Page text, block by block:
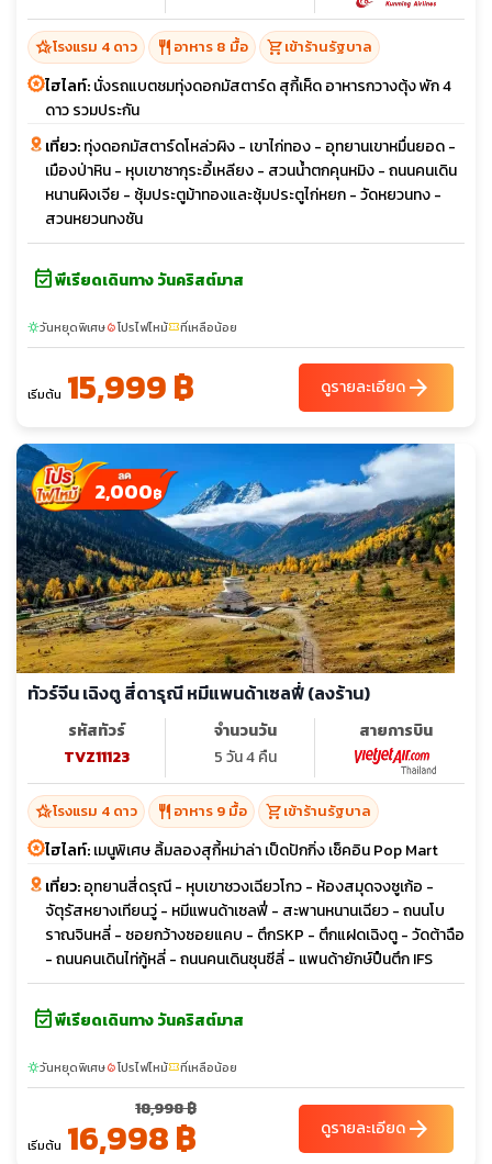
hotel_classโรงแรม 4 ดาว restaurant อาหาร 8 มื้อ shopping_cartเข้าร้านรัฐบาล
ไฮไลท์:นั่งรถแบตชมทุ่งดอกมัสตาร์ด สุกี้เห็ด อาหารกวางตุ้ง พัก 4
ดาว รวมประกัน
เที่ยว:ทุ่งดอกมัสตาร์ดโหล่วผิง - เขาไก่ทอง - อุทยานเขาหมื่นยอด -
เมืองป่าหิน - หุบเขาซากุระอี้เหลียง - สวนน้ำตกคุนหมิง - ถนนคนเดิน
หนานผิงเจีย - ซุ้มประตูม้าทองและซุ้มประตูไก่หยก - วัดหยวนทง -
สวนหยวนทงชัน
event_availableพีเรียดเดินทาง วันคริสต์มาส
sunnyวันหยุดพิเศษlocal_fire_departmentโปรไฟไหม้confirmation_numberที่เหลือน้อย
เริ่มต้น 15,999 ฿ ดูรายละเอียดarrow_forward
2,000฿
ทัวร์จีน เฉิงตู สี่ดารุณี หมีแพนด้าเซลฟี่ (ลงร้าน)
รหัสทัวร์
TVZ11123
จำนวนวัน
5 วัน 4 คืน
สายการบิน
hotel_classโรงแรม 4 ดาว restaurant อาหาร 9 มื้อ shopping_cartเข้าร้านรัฐบาล
ไฮไลท์:เมนูพิเศษ ลิ้มลองสุกี้หม่าล่า เป็ดปักกิ่ง เช็คอิน Pop Mart
เที่ยว:อุทยานสี่ดรุณี - หุบเขาชวงเฉียวโกว - ห้องสมุดจงซูเก้อ -
จัตุรัสหยางเทียนวู่ - หมีแพนด้าเซลฟี่ - สะพานหนานเฉียว - ถนนโบ
ราณจินหลี่ - ซอยกว้างซอยแคบ - ตึกSKP - ตึกแฝดเฉิงตู - วัดต้าฉือ
- ถนนคนเดินไท่กู้หลี่ - ถนนคนเดินชุนซีลี่ - แพนด้ายักษ์ปืนตึก IFS
event_availableพีเรียดเดินทาง วันคริสต์มาส
sunnyวันหยุดพิเศษlocal_fire_departmentโปรไฟไหม้confirmation_numberที่เหลือน้อย
เริ่มต้น
18,998 ฿
16,998 ฿ ดูรายละเอียดarrow_forward